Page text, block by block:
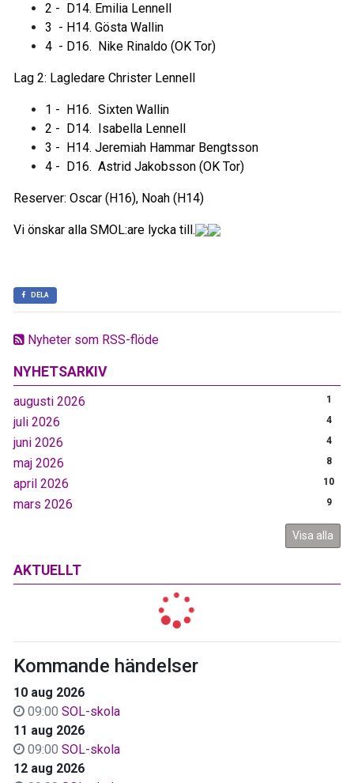
Nyheter som RSS-flöde
NYHETSARKIV
augusti 2026 1
juli 2026 4
juni 2026 4
maj 2026 8
april 2026 10
mars 2026 9
Visa alla
AKTUELLT
Kommande händelser
10 aug 2026
09:00 SOL-skola
11 aug 2026
09:00 SOL-skola
12 aug 2026
2 - D14. Emilia Lennell
3 - H14. Gösta Wallin
4 - D16. Nike Rinaldo (OK Tor)
Lag 2: Lagledare Christer Lennell
1 - H16. Sixten Wallin
2 - D14. Isabella Lennell
3 - H14. Jeremiah Hammar Bengtsson
4 - D16. Astrid Jakobsson (OK Tor)
Reserver: Oscar (H16), Noah (H14)
Vi önskar alla SMOL:are lycka till.
DELA